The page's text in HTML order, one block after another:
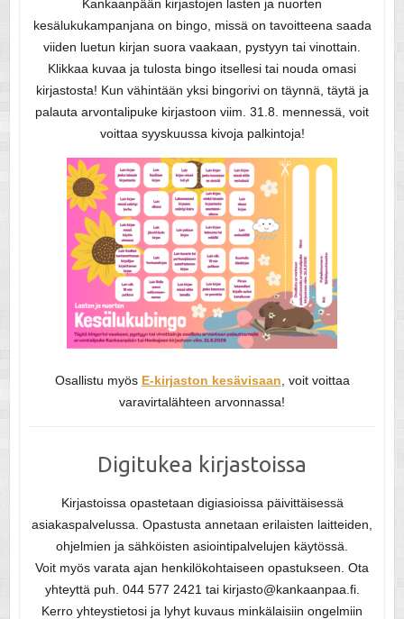
Kankaanpään kirjastojen lasten ja nuorten
kesälukukampanjana on bingo, missä on tavoitteena saada
viiden luetun kirjan suora vaakaan, pystyyn tai vinottain.
Klikkaa kuvaa ja tulosta bingo itsellesi tai nouda omasi
kirjastosta! Kun vähintään yksi bingorivi on täynnä, täytä ja
palauta arvontalipuke kirjastoon viim. 31.8. mennessä, voit
voittaa syyskuussa kivoja palkintoja!
Osallistu myös E-kirjaston kesävisaan , voit voittaa
varavirtalähteen arvonnassa!
Digitukea kirjastoissa
Kirjastoissa opastetaan digiasioissa päivittäisessä
asiakaspalvelussa. Opastusta annetaan erilaisten laitteiden,
ohjelmien ja sähköisten asiointipalvelujen käytössä.
Voit myös varata ajan henkilökohtaiseen opastukseen. Ota
yhteyttä puh. 044 577 2421 tai kirjasto@kankaanpaa.fi.
Kerro yhteystietosi ja lyhyt kuvaus minkälaisiin ongelmiin